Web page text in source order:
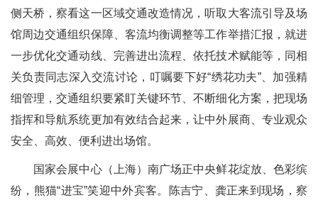
侧天桥，察看这一区域交通改造情况，听取大客流引导及场
馆周边交通组织保障、客流均衡调整等工作举措汇报，就进
一步优化交通动线、完善进出流程、依托技术赋能等，同相
关负责同志深入交流讨论，叮嘱要下好“绣花功夫”、加强精
细管理，交通组织要紧盯关键环节、不断细化方案，把现场
指挥和导航系统更加有效结合起来，让中外展商、专业观众
安全、高效、便利进出场馆。
国家会展中心（上海）南广场正中央鲜花绽放、色彩缤
纷，熊猫“进宝”笑迎中外宾客。陈吉宁、龚正来到现场，察